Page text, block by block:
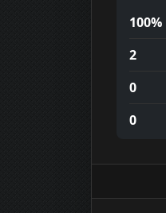
100%
2
0
0